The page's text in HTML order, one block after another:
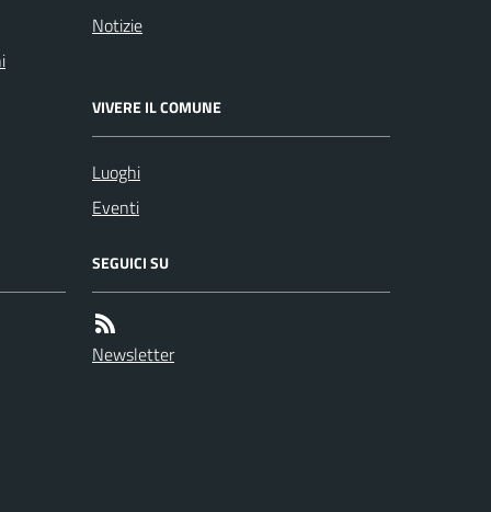
Notizie
VIVERE IL COMUNE
Luoghi
Eventi
SEGUICI SU
Newsletter